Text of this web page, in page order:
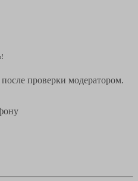
проверки модератором.